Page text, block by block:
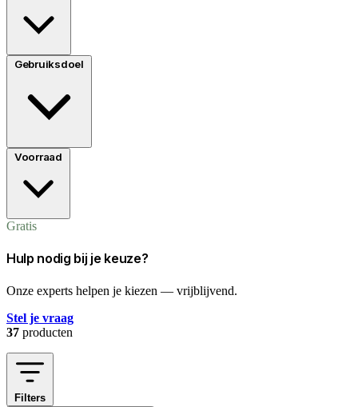
Gebruiksdoel
Voorraad
Gratis
Hulp nodig bij je keuze?
Onze experts helpen je kiezen — vrijblijvend.
Stel je vraag
37 producten
Filters